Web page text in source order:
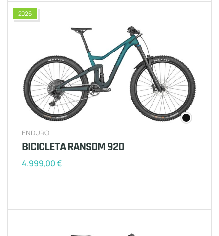
2026
ENDURO
BICICLETA RANSOM 920
4.999,00€